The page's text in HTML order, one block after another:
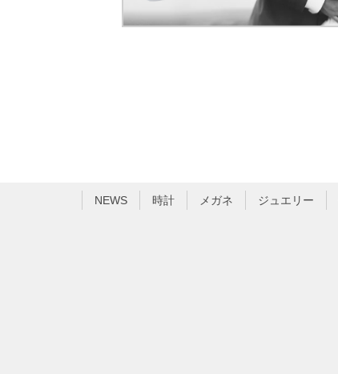
NEWS 時計 メガネ ジュエリー